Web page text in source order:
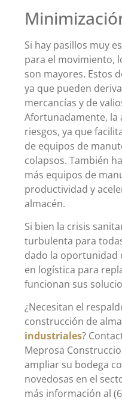
Si hay pasillos muy
para el movimiento,
son mayores. Estos
ya que pueden
mercancías y de
Afortunadamente, la
riesgos, ya que
de equipos de
colapsos. También
más equipos de
productividad y
almacén.
Si bien la crisis
turbulenta para
dado la oportunidad
en logística para
funcionan sus
¿Necesitan el
construcción de
industriales?
Meprosa
ampliar su bodega
novedosas en el
más información al